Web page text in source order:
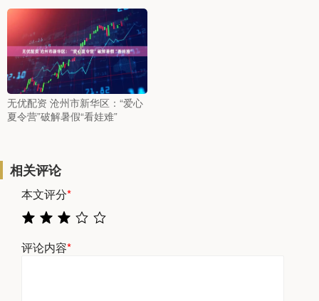
无优配资 沧州市新华区：“爱心
夏令营”破解暑假“看娃难”
相关评论
本文评分*
评论内容*